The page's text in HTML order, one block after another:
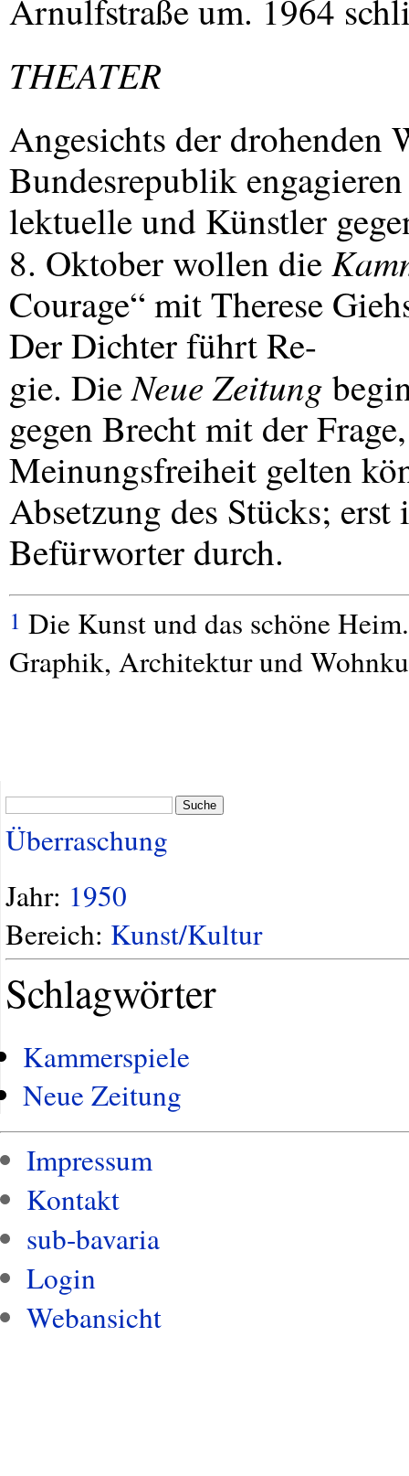
Arnulfstraße um. 1964
THEATER
Angesichts der drohenden
Bundesrepublik
lektuelle und Künstler
8. Oktober wollen die
Courage“ mit Therese
Der Dichter führt Re-
gie. DieNeue Zeitung
gegen Brecht mit der
Meinungsfreiheit gelten
Absetzung des Stücks;
Befürworter durch.
1 Die Kunst und das schöne
Graphik, Architektur und
Suche
Überraschung
Jahr: 1950
Bereich: Kunst/Kultur
Schlagwörter
Kammerspiele
Neue Zeitung
Impressum
Kontakt
sub-bavaria
Login
Webansicht